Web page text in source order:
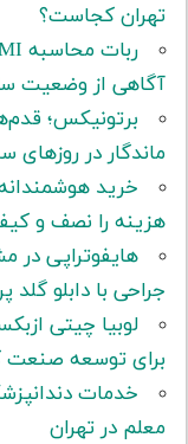
تهران کجاست؟
آگاهی از وضعیت
برتونیکس؛
ماندگار در روزهای
خرید
هزینه را نصف و
هایفوتراپی در
جراحی با دابلو گلد
لوبیا چیتی
برای توسعه صنعت
خدمات
معلم در تهران